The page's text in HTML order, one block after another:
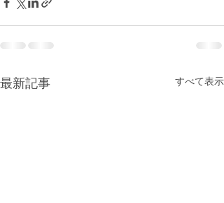
最新記事 すべて表示